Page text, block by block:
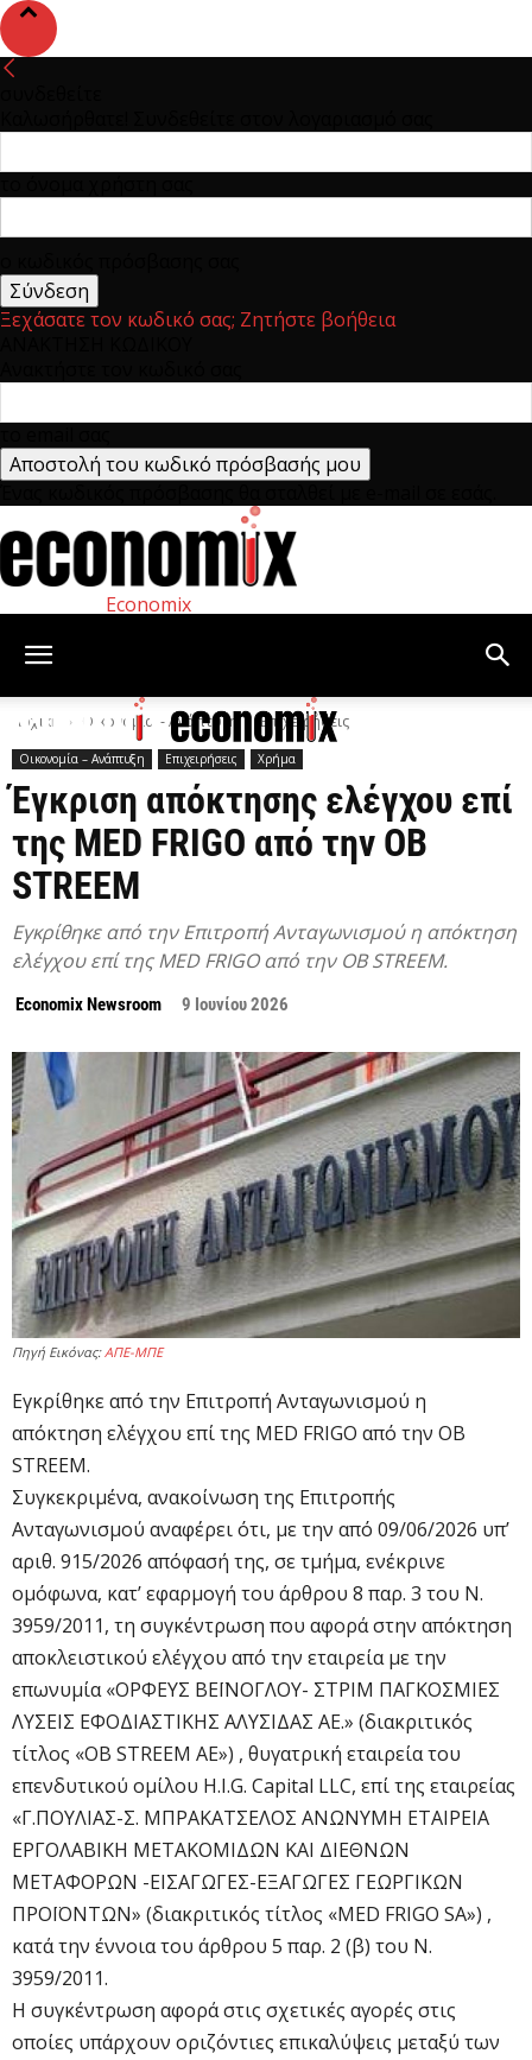
Ξεχάσατε τον κωδικό σας; Ζητήστε βοήθεια
Economix
Αρχική Οικονομία – Ανάπτυξη Επιχειρήσεις
Οικονομία – Ανάπτυξη Επιχειρήσεις Χρήμα
Έγκριση απόκτησης ελέγχου επί
της MED FRIGO από την OB
STREEM
Εγκρίθηκε από την Επιτροπή Ανταγωνισμού η απόκτηση
ελέγχου επί της MED FRIGO από την OB STREEM.
Economix Newsroom 9 Ιουνίου 2026
Πηγή Εικόνας:ΑΠΕ-ΜΠΕ
Εγκρίθηκε από την Επιτροπή Ανταγωνισμού η
απόκτηση ελέγχου επί της MED FRIGO από την OB
STREEM.
Συγκεκριμένα, ανακοίνωση της Επιτροπής
Ανταγωνισμού αναφέρει ότι, με την από 09/06/2026 υπ’
αριθ. 915/2026 απόφασή της, σε τμήμα, ενέκρινε
ομόφωνα, κατ’ εφαρμογή του άρθρου 8 παρ. 3 του Ν.
3959/2011, τη συγκέντρωση που αφορά στην απόκτηση
αποκλειστικού ελέγχου από την εταιρεία με την
επωνυμία «ΟΡΦΕΥΣ ΒΕΪΝΟΓΛΟΥ- ΣΤΡΙΜ ΠΑΓΚΟΣΜΙΕΣ
ΛΥΣΕΙΣ ΕΦΟΔΙΑΣΤΙΚΗΣ ΑΛΥΣΙΔΑΣ ΑΕ.» (διακριτικός
τίτλος «OB STREEM AE») , θυγατρική εταιρεία του
επενδυτικού ομίλου H.I.G. Capital LLC, επί της εταιρείας
«Γ.ΠΟΥΛΙΑΣ-Σ. ΜΠΡΑΚΑΤΣΕΛΟΣ ΑΝΩΝΥΜΗ ΕΤΑΙΡΕΙΑ
ΕΡΓΟΛΑΒΙΚΗ ΜΕΤΑΚΟΜΙΔΩΝ ΚΑΙ ΔΙΕΘΝΩΝ
ΜΕΤΑΦΟΡΩΝ -ΕΙΣΑΓΩΓΕΣ-ΕΞΑΓΩΓΕΣ ΓΕΩΡΓΙΚΩΝ
ΠΡΟΪΟΝΤΩΝ» (διακριτικός τίτλος «MED FRIGO SA») ,
κατά την έννοια του άρθρου 5 παρ. 2 (β) του Ν.
3959/2011.
Η συγκέντρωση αφορά στις σχετικές αγορές στις
οποίες υπάρχουν οριζόντιες επικαλύψεις μεταξύ των